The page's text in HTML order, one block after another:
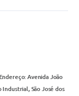
Avenida João
São José dos